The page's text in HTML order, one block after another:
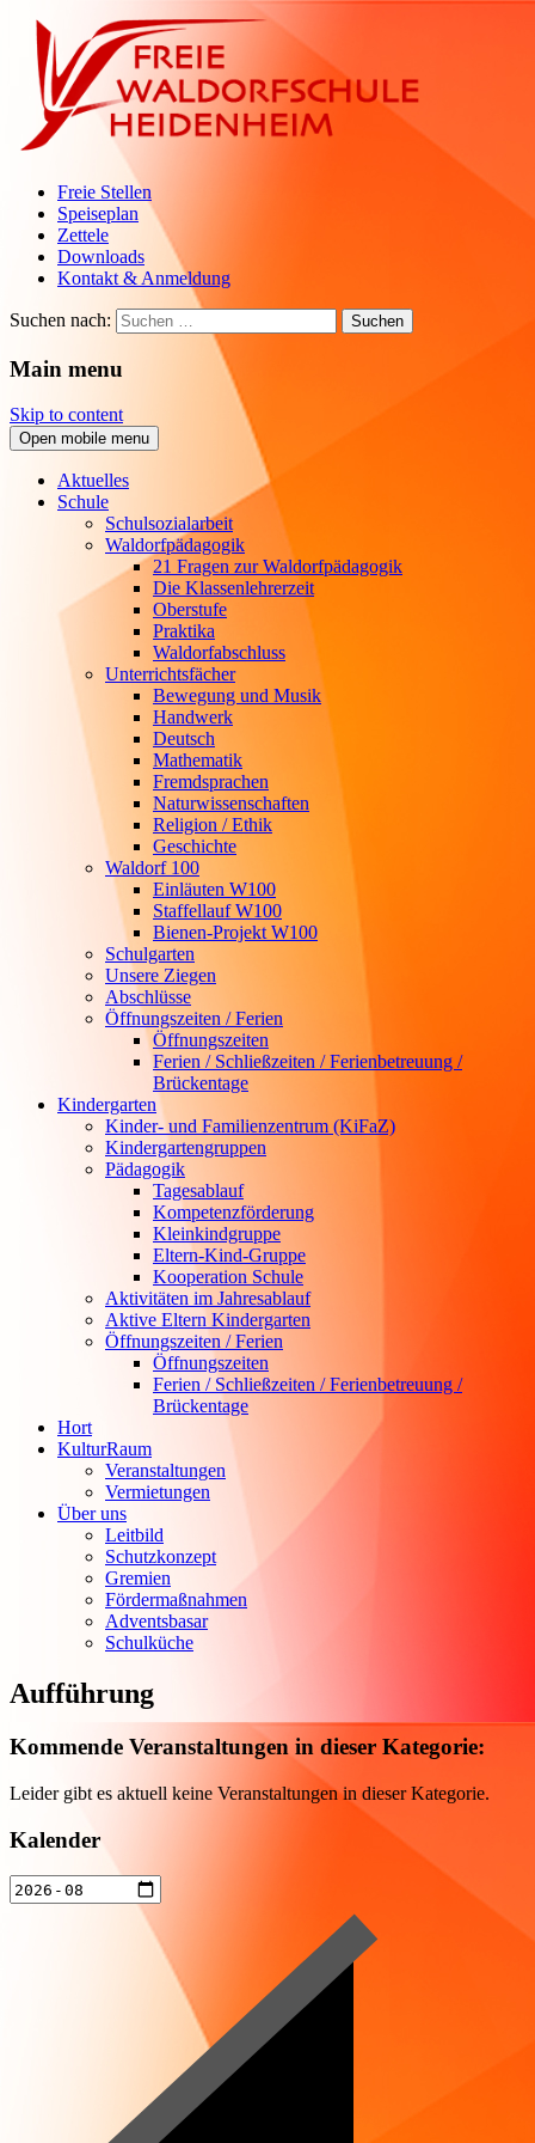
Freie Stellen
Speiseplan
Zettele
Downloads
Kontakt & Anmeldung
Suchen nach:
Main menu
Skip to content
Open mobile menu
Aktuelles
Schule
Schulsozialarbeit
Waldorfpädagogik
21 Fragen zur Waldorfpädagogik
Die Klassenlehrerzeit
Oberstufe
Praktika
Waldorfabschluss
Unterrichtsfächer
Bewegung und Musik
Handwerk
Deutsch
Mathematik
Fremdsprachen
Naturwissenschaften
Religion / Ethik
Geschichte
Waldorf 100
Einläuten W100
Staffellauf W100
Bienen-Projekt W100
Schulgarten
Unsere Ziegen
Abschlüsse
Öffnungszeiten / Ferien
Öffnungszeiten
Ferien / Schließzeiten / Ferienbetreuung /
Brückentage
Kindergarten
Kinder- und Familienzentrum (KiFaZ)
Kindergartengruppen
Pädagogik
Tagesablauf
Kompetenzförderung
Kleinkindgruppe
Eltern-Kind-Gruppe
Kooperation Schule
Aktivitäten im Jahresablauf
Aktive Eltern Kindergarten
Öffnungszeiten / Ferien
Öffnungszeiten
Ferien / Schließzeiten / Ferienbetreuung /
Brückentage
Hort
KulturRaum
Veranstaltungen
Vermietungen
Über uns
Leitbild
Schutzkonzept
Gremien
Fördermaßnahmen
Adventsbasar
Schulküche
Aufführung
Kommende Veranstaltungen in dieser Kategorie:
Leider gibt es aktuell keine Veranstaltungen in dieser Kategorie.
Kalender